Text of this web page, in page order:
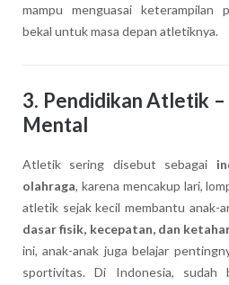
mampu menguasai keterampilan
bekal untuk masa depan atletiknya.
3. Pendidikan Atletik –
Mental
Atletik sering disebut sebagai
olahraga, karena mencakup lari,
atletik sejak kecil membantu anak-
dasar fisik, kecepatan, dan
ini, anak-anak juga belajar
sportivitas. Di Indonesia, sudah